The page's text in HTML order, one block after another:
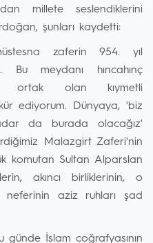
millete seslendiklerini
şunları kaydetti:
zaferin 954. yıl
Bu meydanı hıncahınç
ortak olan kıymetli
ediyorum. Dünyaya, 'biz
da burada olacağız'
Malazgirt Zaferi'nin
komutan Sultan Alparslan
akıncı birliklerinin, o
aziz ruhları şad
İslam coğrafyasının